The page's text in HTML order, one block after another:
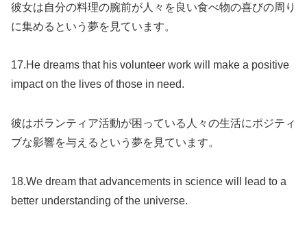
彼女は自分の料理の腕前が人々を良い食べ物の喜びの周り
に集めるという夢を見ています。
17.He dreams that his volunteer work will make a positive
impact on the lives of those in need.
彼はボランティア活動が困っている人々の生活にポジティ
ブな影響を与えるという夢を見ています。
18.We dream that advancements in science will lead to a
better understanding of the universe.